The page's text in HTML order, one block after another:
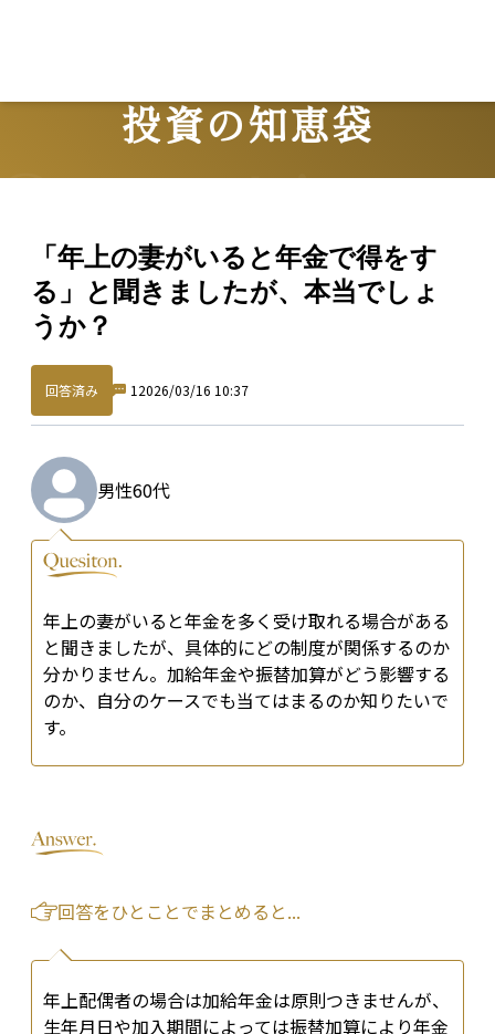
投資の知恵袋
「年上の妻がいると年金で得をす
る」と聞きましたが、本当でしょ
うか？
回答済み 1 2026/03/16 10:37
男性60代
年上の妻がいると年金を多く受け取れる場合がある
と聞きましたが、具体的にどの制度が関係するのか
分かりません。加給年金や振替加算がどう影響する
のか、自分のケースでも当てはまるのか知りたいで
す。
回答をひとことでまとめると...
年上配偶者の場合は加給年金は原則つきませんが、
生年月日や加入期間によっては振替加算により年金